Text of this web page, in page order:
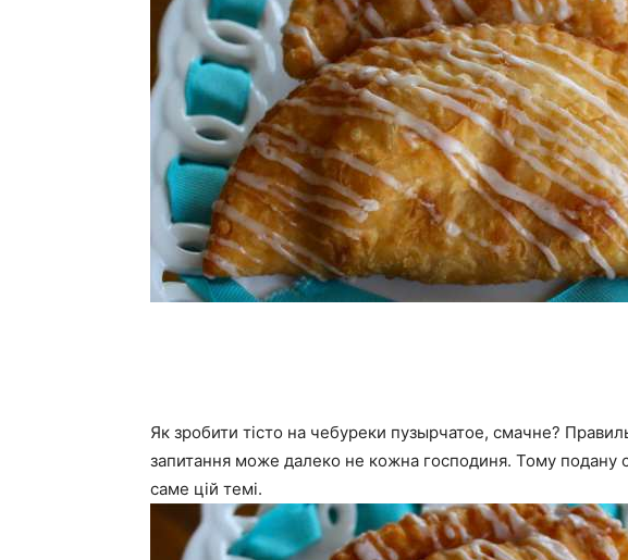
Як зробити тісто на чебуреки пузырчатое, смачне?
запитання може далеко не кожна господиня. Тому подану
саме цій темі.